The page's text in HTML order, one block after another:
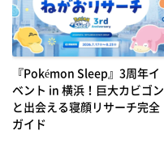
『Pokémon Sleep』3周年イ
ベント in 横浜！巨大カビゴン
と出会える寝顔リサーチ完全
ガイド